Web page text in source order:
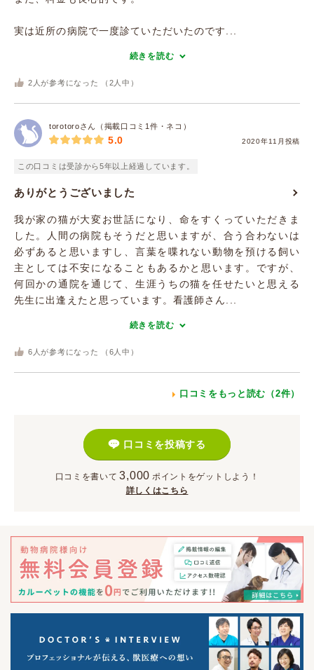
実は近所の病院で一度診ていただいたのです...
続きを読む
2 人が参考になった （ 2 人中）
torotoroさん（掲載口コミ1件・ネコ）
2020年11月投稿
5.0
この口コミは受診から5年以上経過しています。
ありがとうございました
我が家の猫が大変お世話になり、命をすくっていただきま
した。人間の病院もそうだと思いますが、合う合わないは
必ずあると思いますし、言葉を喋れない動物を預ける飼い
主としては不安になることもあるかと思います。ですが、
何回かの通院を通じて、生涯うちの猫を任せたいと思える
先生に出逢えたと思っています。看護師さん...
続きを読む
6 人が参考になった （ 6 人中）
口コミをもっと読む（2件）
口コミを投稿する
口コミを書いて 3,000 ポイント をゲットしよう！
詳しくはこちら